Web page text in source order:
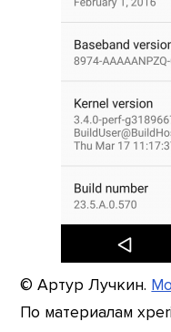
© Артур Лучкин.
По материалам